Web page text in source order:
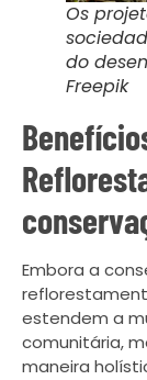
Os
do
Freepik
Embora a
estendem a
comunitária,
maneira